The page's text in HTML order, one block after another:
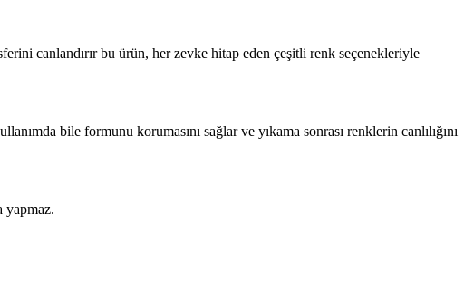
canlandırır bu ürün, her zevke hitap eden çeşitli renk seçenekleriyle
bile formunu korumasını sağlar ve yıkama sonrası renklerin canlılığını
yapmaz.